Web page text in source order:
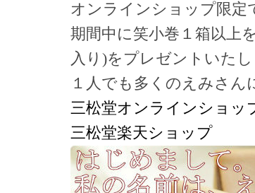
オンラインショップ限定
期間中に笑小巻１箱以上
入り)をプレゼントいたし
１人でも多くのえみさん
三松堂オンラインショッ
三松堂楽天ショップ